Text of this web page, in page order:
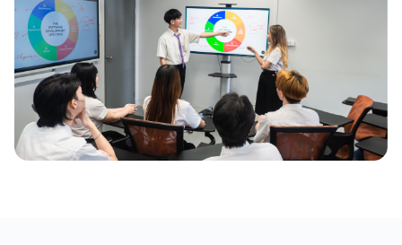
ค่าธรรมเนียมการศึกษา
นักศึกษาสัญชาติไทย ภาคการศึกษาปกติ 40,000 ต่อ
ภาคการศึกษา
นักศึกษาสัญชาติอื่นๆ ภาคการศึกษาปกติ
60,000 ต่อภาคการศึกษา)
ผู้ช่วยศาสตราจารย์
ดร.ปัทมา ลงกานี
เลขานุการสาขาวิชาวิศวกรรม
ซอฟต์แวร์ ระดับปริญญาโท
ผู้ช่วยศาสตราจารย์
ดร.นพพล ชูศรี
ประธานสาขาวิชาวิศวกรรม
ซอฟต์แวร์ ระดับปริญญาตรี